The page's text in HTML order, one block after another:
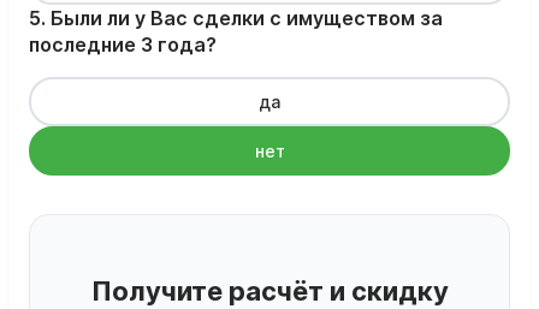
5. Были ли у Вас сделки с имуществом за
последние 3 года?
да
нет
Получите расчёт и скидку